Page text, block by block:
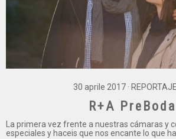
30 aprile 2017 · REPORTAJE
R+A PreBoda
La primera vez frente a nuestras cámaras y
especiales y haceis que nos encante lo que